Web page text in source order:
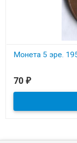
Монета 5 эре.
В наличии
70 ₽